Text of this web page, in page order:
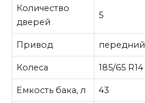
Количество
дверей
5
Привод передний
Колеса 185/65 R14
Емкость бака, л 43